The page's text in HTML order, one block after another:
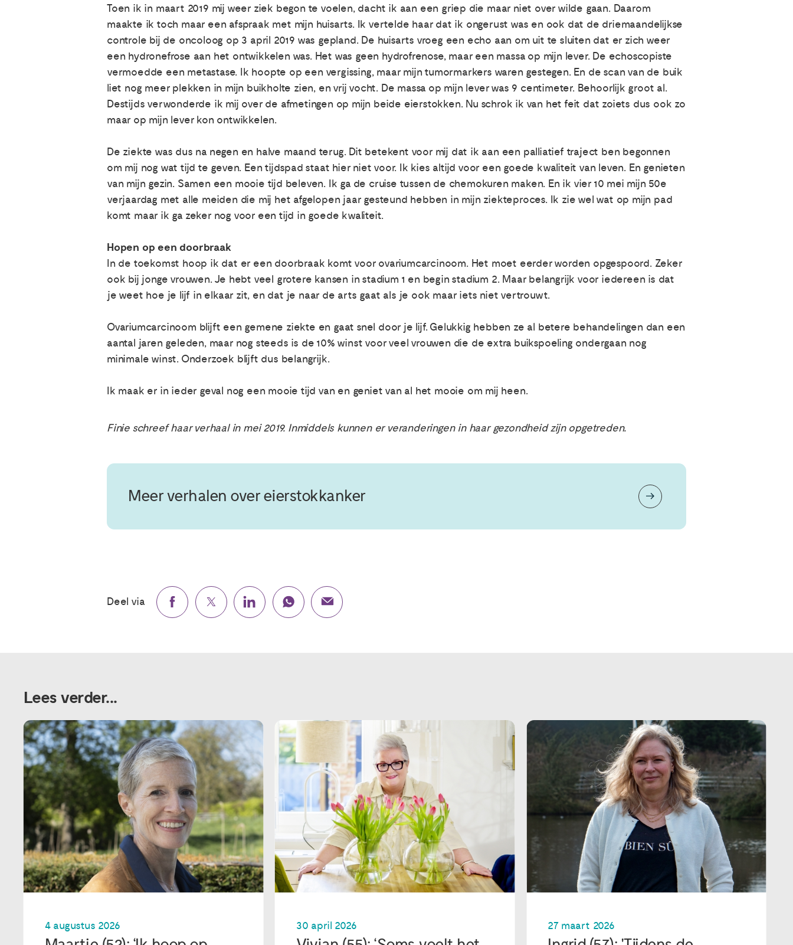
Toen ik in maart 2019 mij weer ziek begon te voelen, dacht ik aan een griep die maar niet over wilde gaan. Daarom
maakte ik toch maar een afspraak met mijn huisarts. Ik vertelde haar dat ik ongerust was en ook dat de driemaandelijkse
controle bij de oncoloog op 3 april 2019 was gepland. De huisarts vroeg een echo aan om uit te sluiten dat er zich weer
een hydronefrose aan het ontwikkelen was. Het was geen hydrofrenose, maar een massa op mijn lever. De echoscopiste
vermoedde een metastase. Ik hoopte op een vergissing, maar mijn tumormarkers waren gestegen. En de scan van de buik
liet nog meer plekken in mijn buikholte zien, en vrij vocht. De massa op mijn lever was 9 centimeter. Behoorlijk groot al.
Destijds verwonderde ik mij over de afmetingen op mijn beide eierstokken. Nu schrok ik van het feit dat zoiets dus ook zo
maar op mijn lever kon ontwikkelen.
De ziekte was dus na negen en halve maand terug. Dit betekent voor mij dat ik aan een palliatief traject ben begonnen
om mij nog wat tijd te geven. Een tijdspad staat hier niet voor. Ik kies altijd voor een goede kwaliteit van leven. En genieten
van mijn gezin. Samen een mooie tijd beleven. Ik ga de cruise tussen de chemokuren maken. En ik vier 10 mei mijn 50e
verjaardag met alle meiden die mij het afgelopen jaar gesteund hebben in mijn ziekteproces. Ik zie wel wat op mijn pad
komt maar ik ga zeker nog voor een tijd in goede kwaliteit.
Hopen op een doorbraak
In de toekomst hoop ik dat er een doorbraak komt voor ovariumcarcinoom. Het moet eerder worden opgespoord. Zeker
ook bij jonge vrouwen. Je hebt veel grotere kansen in stadium 1 en begin stadium 2. Maar belangrijk voor iedereen is dat
je weet hoe je lijf in elkaar zit, en dat je naar de arts gaat als je ook maar iets niet vertrouwt.
Ovariumcarcinoom blijft een gemene ziekte en gaat snel door je lijf. Gelukkig hebben ze al betere behandelingen dan een
aantal jaren geleden, maar nog steeds is de 10% winst voor veel vrouwen die de extra buikspoeling ondergaan nog
minimale winst. Onderzoek blijft dus belangrijk.
Ik maak er in ieder geval nog een mooie tijd van en geniet van al het mooie om mij heen.
Finie schreef haar verhaal in mei 2019. Inmiddels kunnen er veranderingen in haar gezondheid zijn opgetreden.
Meer verhalen over eierstokkanker
Deel via
Lees verder...
4 augustus 2026 30 april 2026 27 maart 2026